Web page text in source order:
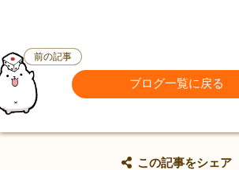
前の記事
ブログ一覧に戻る
この記事をシェア